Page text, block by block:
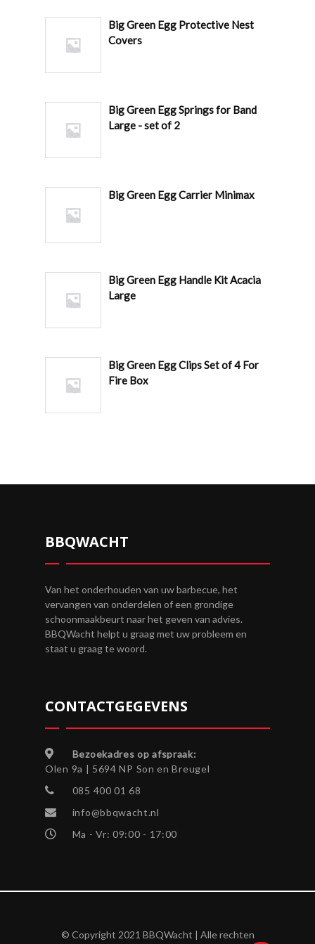
Big Green Egg Protective Nest
Covers
Big Green Egg Springs for Band
Large - set of 2
Big Green Egg Carrier Minimax
Big Green Egg Handle Kit Acacia
Large
Big Green Egg Clips Set of 4 For
Fire Box
BBQWACHT
Van het onderhouden van uw barbecue, het
vervangen van onderdelen of een grondige
schoonmaakbeurt naar het geven van advies.
BBQWacht helpt u graag met uw probleem en
staat u graag te woord.
CONTACTGEGEVENS
Bezoekadres op afspraak:
Olen 9a | 5694 NP Son en Breugel
085 400 01 68
info@bbqwacht.nl
Ma - Vr: 09:00 - 17:00
© Copyright 2021 BBQWacht | Alle rechten